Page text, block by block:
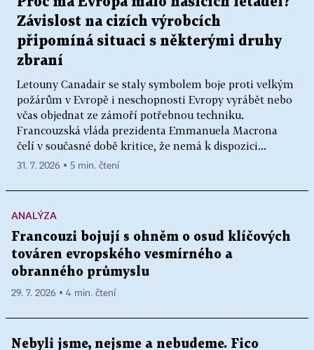
Závislost na cizích výrobcích
připomíná situaci s některými druhy
zbraní
Letouny Canadair se staly symbolem boje proti velkým
požárům v Evropě i neschopnosti Evropy vyrábět nebo
včas objednat ze zámoří potřebnou techniku.
Francouzská vláda prezidenta Emmanuela Macrona
čelí v současné době kritice, že nemá k dispozici...
31. 7. 2026 ▪ 5 min. čtení
ANALÝZA
Francouzi bojují s ohněm o osud klíčových
továren evropského vesmírného a
obranného průmyslu
29. 7. 2026 ▪ 4 min. čtení
Nebyli jsme, nejsme a nebudeme. Fico